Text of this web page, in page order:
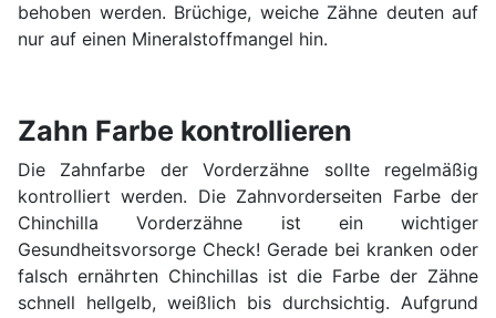
behoben werden. Brüchige, weiche Zähne deuten auf
nur auf einen Mineralstoffmangel hin.
Zahn Farbe kontrollieren
Die Zahnfarbe der Vorderzähne sollte regelmäßig
kontrolliert werden. Die Zahnvorderseiten Farbe der
Chinchilla Vorderzähne ist ein wichtiger
Gesundheitsvorsorge Check! Gerade bei kranken oder
falsch ernährten Chinchillas ist die Farbe der Zähne
schnell hellgelb, weißlich bis durchsichtig. Aufgrund